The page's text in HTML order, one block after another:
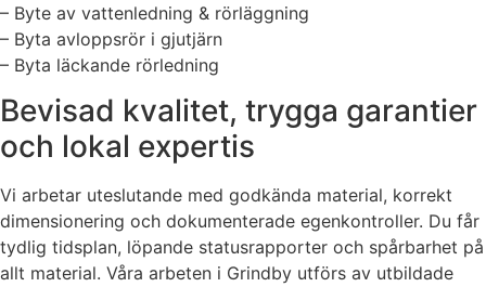
– Byte av vattenledning & rörläggning
– Byta avloppsrör i gjutjärn
– Byta läckande rörledning
Bevisad kvalitet, trygga garantier
och lokal expertis
Vi arbetar uteslutande med godkända material, korrekt
dimensionering och dokumenterade egenkontroller. Du får
tydlig tidsplan, löpande statusrapporter och spårbarhet på
allt material. Våra arbeten i Grindby utförs av utbildade